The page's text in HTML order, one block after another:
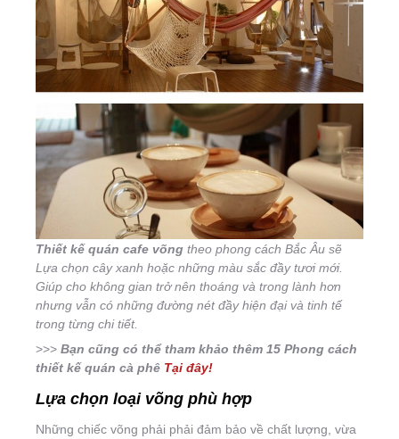
Thiết kế quán cafe võng theo phong cách Bắc Âu sẽ
Lựa chọn cây xanh hoặc những màu sắc đầy tươi mới.
Giúp cho không gian trở nên thoáng và trong lành hơn
nhưng vẫn có những đường nét đầy hiện đại và tinh tế
trong từng chi tiết.
>>> Bạn cũng có thể tham khảo thêm 15 Phong cách
thiết kế quán cà phê Tại đây!
Lựa chọn loại võng phù hợp
Những chiếc võng phải phải đảm bảo về chất lượng, vừa